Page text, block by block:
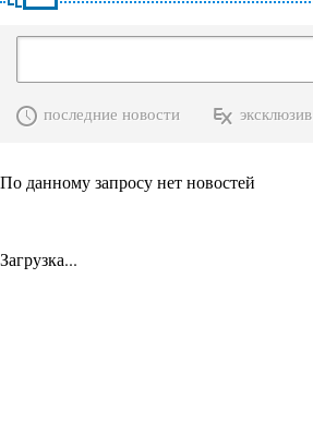
последние новости эксклюзив
По данному запросу нет новостей
Загрузка...